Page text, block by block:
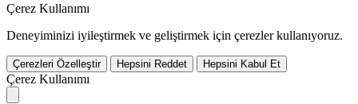
Çerez Kullanımı
Deneyiminizi iyileştirmek ve geliştirmek için çerezler kullanıyoruz.
Çerezleri Özelleştir Hepsini Reddet Hepsini Kabul Et
Çerez Kullanımı